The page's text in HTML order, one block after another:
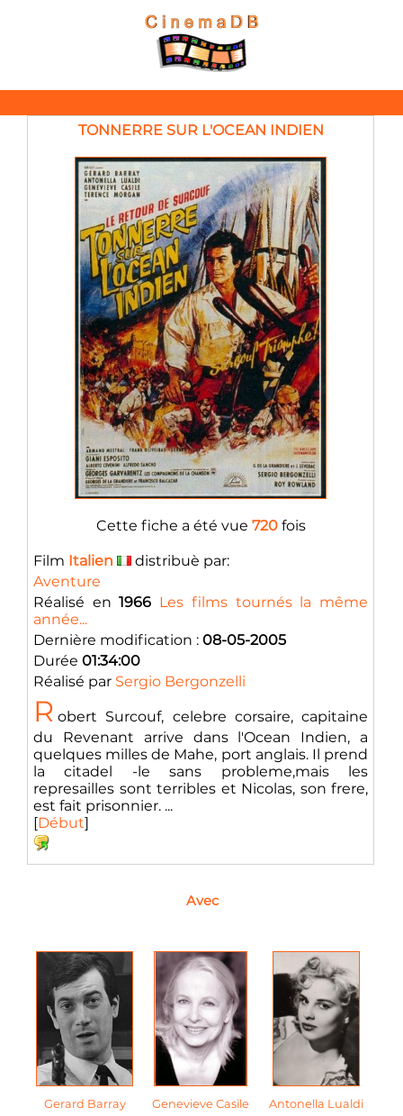
TONNERRE SUR L'OCEAN INDIEN
Cette fiche a été vue 720fois
Film Italien
distribuè par:
Aventure
Réalisé en1966 Les films tournés la même
année...
Dernière modification : 08-05-2005
Durée 01:34:00
Réalisé par Sergio Bergonzelli
R obert Surcouf, celebre corsaire, capitaine
du Revenant arrive dans l'Ocean Indien, a
quelques milles de Mahe, port anglais. Il prend
la citadel -le sans probleme,mais les
represailles sont terribles et Nicolas, son frere,
est fait prisonnier. ...
[Début]
Avec
Gerard Barray Genevieve Casile Antonella Lualdi